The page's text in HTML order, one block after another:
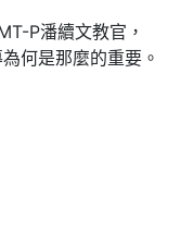
P潘續文教官，
何是那麼的重要。